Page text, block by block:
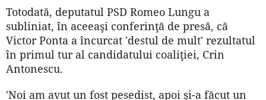
Totodată, deputatul PSD Romeo Lungu a
subliniat, în aceeaşi conferinţă de presă, că
Victor Ponta a încurcat 'destul de mult' rezultatul
în primul tur al candidatului coaliţiei, Crin
Antonescu.
'Noi am avut un fost pesedist, apoi şi-a făcut un